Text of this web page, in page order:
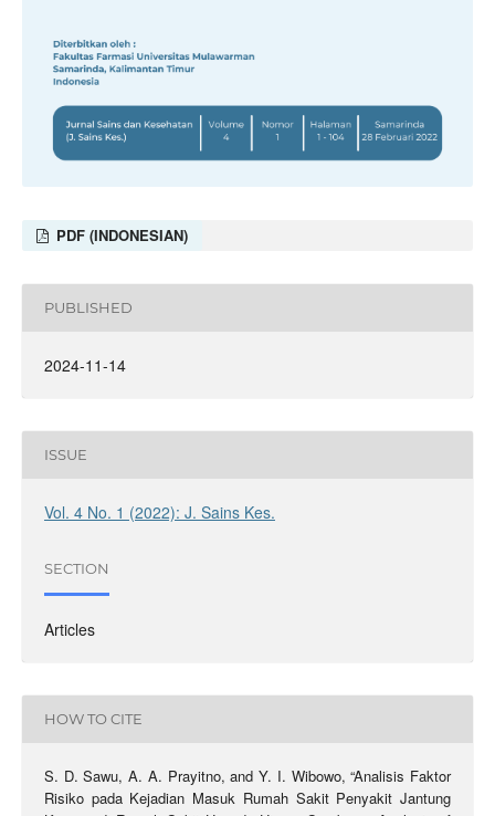
PDF (INDONESIAN)
PUBLISHED
2024-11-14
ISSUE
Vol. 4 No. 1 (2022): J. Sains Kes.
SECTION
Articles
HOW TO CITE
S. D. Sawu, A. A. Prayitno, and Y. I. Wibowo, “Analisis Faktor
Risiko pada Kejadian Masuk Rumah Sakit Penyakit Jantung